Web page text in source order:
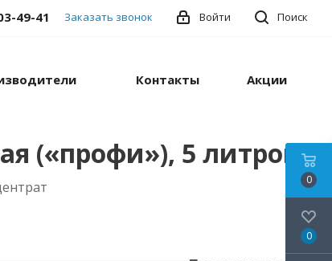
Поиск
Войти
49-41 Заказать звонок
Контакты Акции
(«профи»), 5 литров
0
0